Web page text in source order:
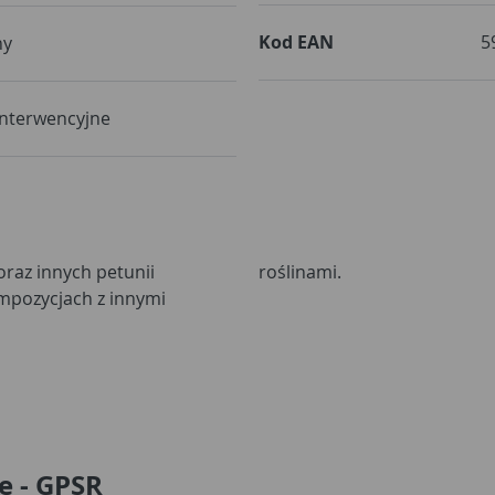
Kod EAN
innych petunii
z innymi
roślinami.
GPSR